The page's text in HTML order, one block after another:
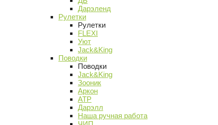
Дарэленд
Рулетки
Рулетки
FLEXI
Уют
Jack&King
Поводки
Поводки
Jack&King
Зооник
Аркон
АТР
Дарэлл
Наша ручная работа